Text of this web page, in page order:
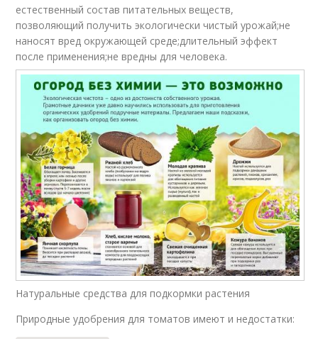
естественный состав питательных веществ,
позволяющий получить экологически чистый урожай;не
наносят вред окружающей среде;длительный эффект
после применения;не вредны для человека.
Натуральные средства для подкормки растения
Природные удобрения для томатов имеют и недостатки: